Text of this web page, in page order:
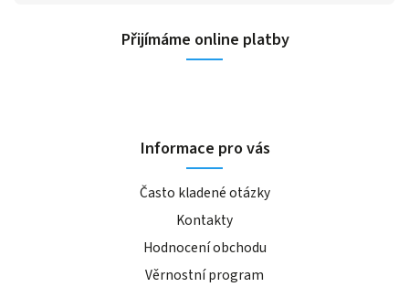
Přijímáme online platby
Informace pro vás
Často kladené otázky
Kontakty
Hodnocení obchodu
Věrnostní program